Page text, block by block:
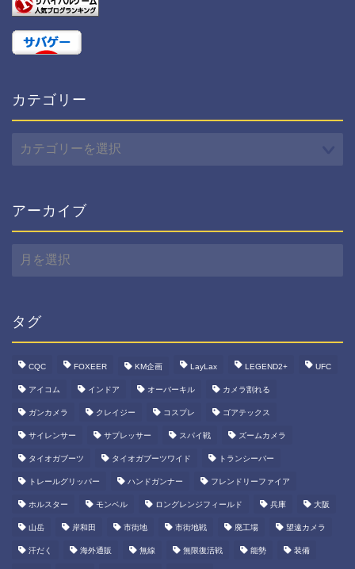
カテゴリー
テ
ー
アーカイブ
ア
ー
ブ
タグ
CQC FOXEER KM企画 LayLax LEGEND2+ UFC
アイコム インドア オーバーキル カメラ割れる
ガンカメラ クレイジー コスプレ ゴアテックス
サイレンサー サプレッサー スパイ戦 ズームカメラ
タイオガブーツ タイオガブーツワイド トランシーバー
トレールグリッパー ハンドガンナー フレンドリーファイア
ホルスター モンベル ロングレンジフィールド 兵庫 大阪
山岳 岸和田 市街地 市街地戦 廃工場 望遠カメラ
汗だく 海外通販 無線 無限復活戦 能勢 装備